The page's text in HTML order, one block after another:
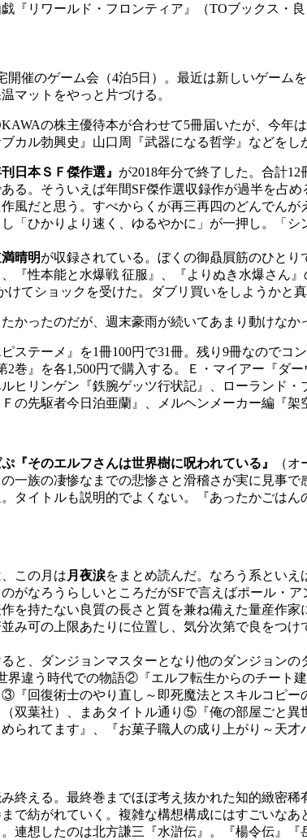
戯『リワールド・フロンティア』（TOブックス・
催のゲーム会（4泊5日）。最近は新しいゲーム
マットをやっと片づける。
の株主優待本が合わせて5冊届いたが、今年
カル勃興史』山口周『武器になる哲学』などをし
日本ＳＦ傑作選』 が2018年分で終了した。合計
る。そういえば年間SF傑作選収録作が過半を占
風だと思う。すべからくが再三再四のどんでん
「ひかりより速く、ゆるやかに」が一押し。「
晴明が収録されている。ぼくの御贔屓筋のひと
、『性本能と水爆戦 征服』、『よりぬき水爆さん
けてショックを受けた。ダブリ買いをしようかと真
かったのだが、週末豪雨が続いてあまり動けなか
ステーメ』を1冊100円で31冊。残り9冊なのでコ
2巻』を各1,500円で購入する。Ｅ・マイアー『
ヒリンゲン『鉄腕ゲッツ行状記』、ローランド
先駆者今日泊亜蘭』、メルヘンメーカー編『
『そのエルフさんは世界樹に呪われている』
（
一族の凄惨なまでの悲惨さと滑稽さが実に見事
タイトルも説明的でよくない。『あったかごはん
この月は 月夜涙をまとめ読んだ。なろう系とい
がなろうらしいところだがSFで言えばポール・
を持たない良質の長さと質を兼ね備えた量産作
み可の上限あたりに位置し、気分次第で良をつ
と、ダンジョンマスターとなり他のダンジョン
界違う時代での物語②『エルフ転生からのチート
『回復術士のやり直し～即死魔法とスキルコピ
双葉社）、まあタイトル通り⑤『俺の部屋ごと
られてます』、『お菓子職人の成り上がり～天才
終える。最終巻までほぼ考え抜かれた知的緻密
で紡がれていく。複雑な構想構成にはすごいな
連想したのは北方謙三『水滸伝』。『楊令伝』